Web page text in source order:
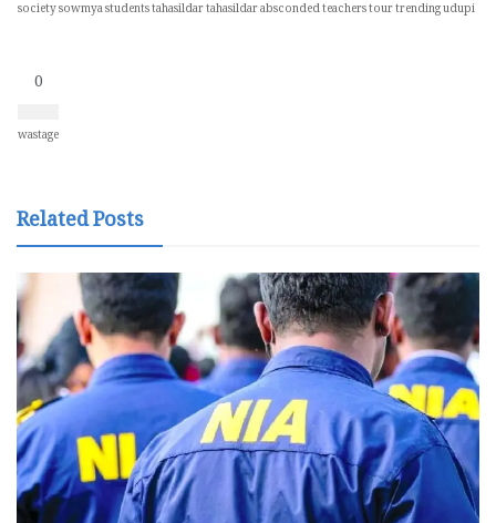
societysowmyastudentstahasildartahasildar abscondedteacherstourtrendingudupi
0
wastage
Related Posts